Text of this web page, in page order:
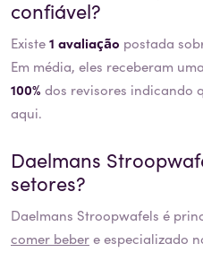
confiável?
Existe1 avaliação postada
Em média, eles receberam
100% dos revisores indicando
aqui.
Daelmans
setores?
Daelmans Stroopwafels é
comer bebere especializado